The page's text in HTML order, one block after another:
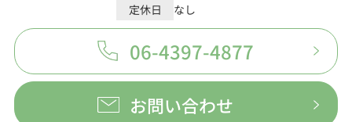
定休日
なし
06-4397-4877
お問い合わせ